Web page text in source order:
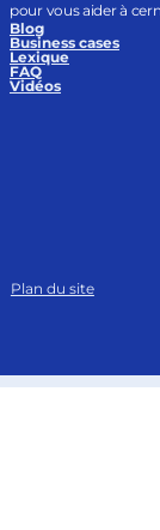
pour vous aider à
Blog
Business cases
Lexique
FAQ
Vidéos
Plan du site